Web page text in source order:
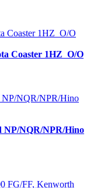
Coaster 1HZ O/O
NP/NQR/NPR/Hino